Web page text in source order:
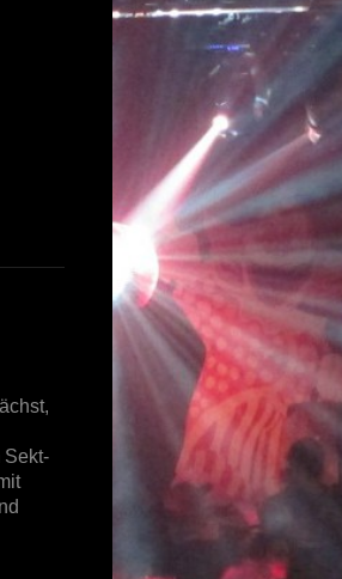
Sekt-